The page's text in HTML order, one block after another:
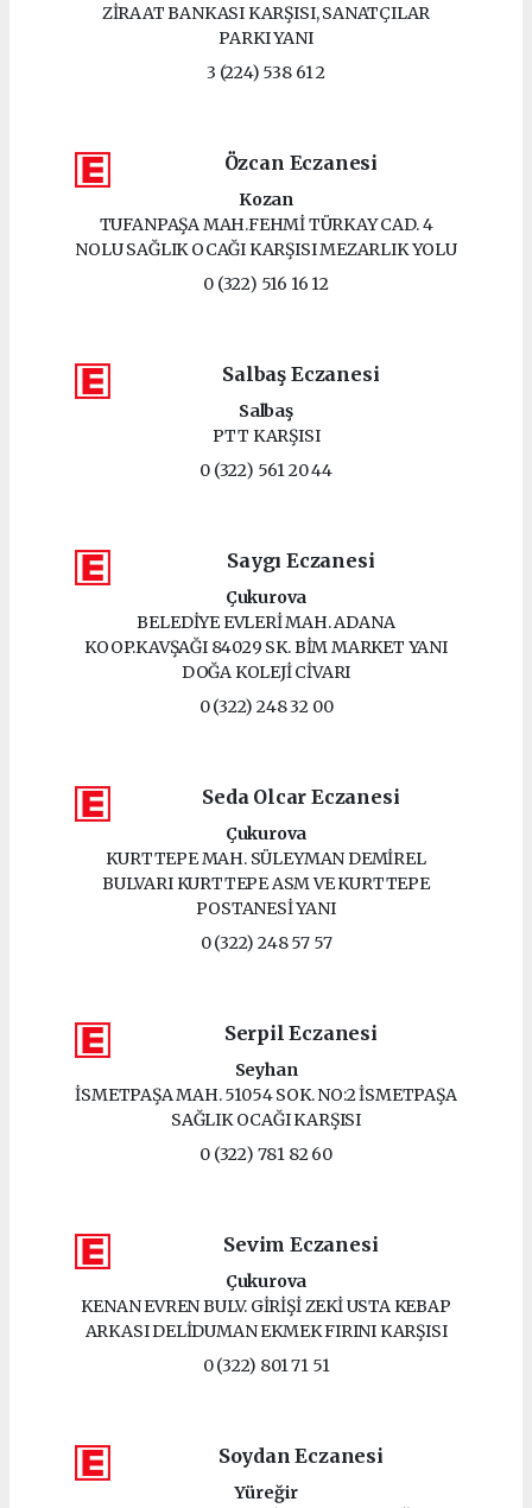
ZİRAAT BANKASI KARŞISI, SANATÇILAR
PARKI YANI
3 (224) 538 61 2
Özcan Eczanesi
Kozan
TUFANPAŞA MAH.FEHMİ TÜRKAY CAD. 4
NOLU SAĞLIK OCAĞI KARŞISI MEZARLIK YOLU
0 (322) 516 16 12
Salbaş Eczanesi
Salbaş
PTT KARŞISI
0 (322) 561 20 44
Saygı Eczanesi
Çukurova
BELEDİYE EVLERİ MAH. ADANA
KOOP.KAVŞAĞI 84029 SK. BİM MARKET YANI
DOĞA KOLEJİ CİVARI
0 (322) 248 32 00
Seda Olcar Eczanesi
Çukurova
KURTTEPE MAH. SÜLEYMAN DEMİREL
BULVARI KURTTEPE ASM VE KURTTEPE
POSTANESİ YANI
0 (322) 248 57 57
Serpil Eczanesi
Seyhan
İSMETPAŞA MAH. 51054 SOK. NO:2 İSMETPAŞA
SAĞLIK OCAĞI KARŞISI
0 (322) 781 82 60
Sevim Eczanesi
Çukurova
KENAN EVREN BULV. GİRİŞİ ZEKİ USTA KEBAP
ARKASI DELİDUMAN EKMEK FIRINI KARŞISI
0 (322) 801 71 51
Soydan Eczanesi
Yüreğir